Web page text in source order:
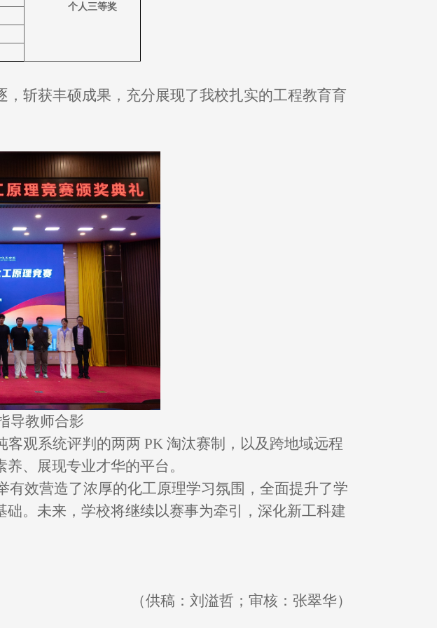
个人三等奖
斩获丰硕成果，充分展现了我校扎实的工程教育育
导教师合影
客观系统评判的两两 PK 淘汰赛制，以及跨地域远程
、展现专业才华的平台。
效营造了浓厚的化工原理学习氛围，全面提升了学
。未来，学校将继续以赛事为牵引，深化新工科建
（供稿：刘溢哲；审核：张翠华）